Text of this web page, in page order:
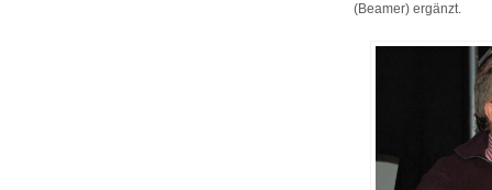
(Beamer) ergänzt.